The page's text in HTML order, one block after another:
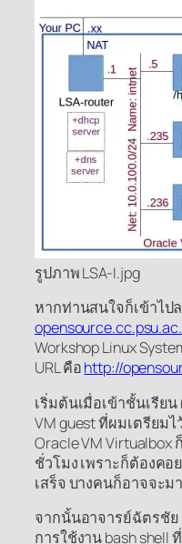
รูปภาพ LSA-I.jpg
หากท่านสนใจก็เข้าไป
Workshop Linux
URL คือhttp://
เริ่มต้นเมื่อเข้าชั้นเรีย
VM guest ที่ผมเตรียม
Oracle VM Virtualbox
ชั่วโมง เพราะก็ต้องค
เสร็จ บางคนก็อาจจะ
จากนั้นอาจารย์ฉัตรชัย
การใช้งาน bash shell